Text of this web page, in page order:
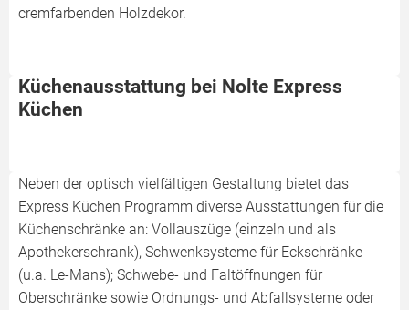
cremfarbenden Holzdekor.
Küchenausstattung bei Nolte Express
Küchen
Neben der optisch vielfältigen Gestaltung bietet das
Express Küchen Programm diverse Ausstattungen für die
Küchenschränke an: Vollauszüge (einzeln und als
Apothekerschrank), Schwenksysteme für Eckschränke
(u.a. Le-Mans); Schwebe- und Faltöffnungen für
Oberschränke sowie Ordnungs- und Abfallsysteme oder